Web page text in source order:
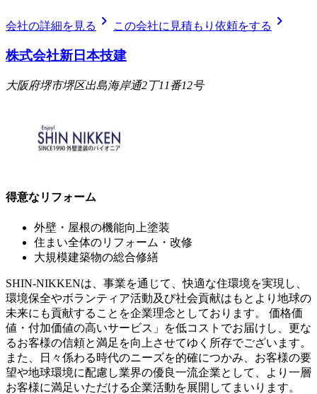
会社の詳細を見る chevron_right この会社に見積もり依頼をする chevron_right
株式会社新日本技建
大阪府堺市堺区出島海岸通2丁11番12号
得意なリフォーム
外壁・屋根の機能向上塗装
住まい全体のリフォーム・改修
大規模建築物の総合修繕
SHIN-NIKKENは、事業を通じて、快適な住環境を実現し、
環境保全やボランティア活動及び社会貢献はもとより地球の
未来にも貢献することを企業理念としております。 価格価
値・付加価値の高いサービス」を低コストでお届けし、更な
るお客様の信頼と満足を向上させてゆく所存でございます。
また、日々係わる時代のニーズを的確につかみ、お客様の要
望や地球環境に配慮し業界の優良一流企業として、より一層
お客様に満足いただける企業活動を展開してまいります。